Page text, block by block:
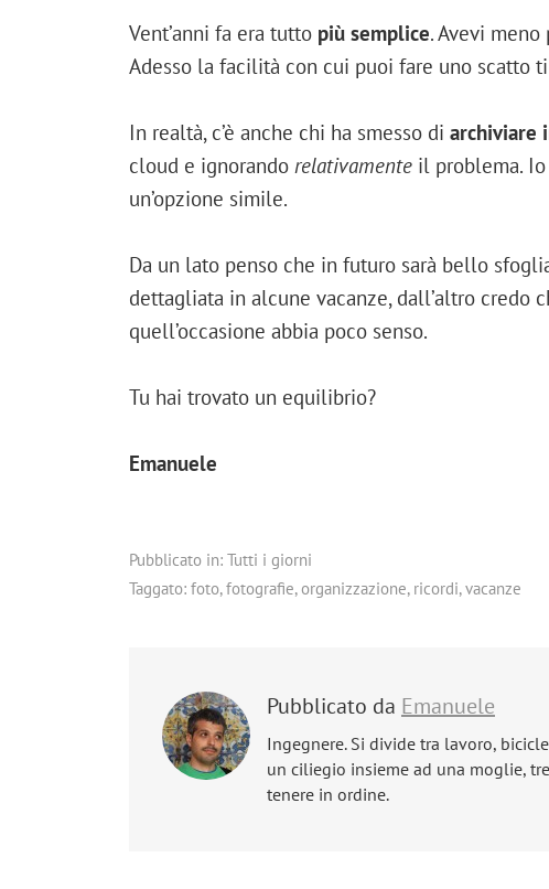
Vent’anni fa era tutto più semplice. Avevi
Adesso la facilità con cui puoi fare uno scatto
In realtà, c’è anche chi ha smesso di archiviare
cloud e ignorando relativamente il problema.
un’opzione simile.
Da un lato penso che in futuro sarà bello
dettagliata in alcune vacanze, dall’altro credo
quell’occasione abbia poco senso.
Tu hai trovato un equilibrio?
Emanuele
Pubblicato in: Tutti i giorni
Taggato: foto,fotografie,organizzazione, ricordi,vacanze
Pubblicato da Emanuele
Ingegnere. Si divide tra lavoro,
un ciliegio insieme ad una moglie,
tenere in ordine.